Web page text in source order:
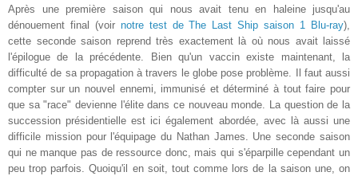
Après une première saison qui nous avait tenu en haleine jusqu'au
dénouement final (voir notre test de The Last Ship saison 1 Blu-ray),
cette seconde saison reprend très exactement là où nous avait laissé
l'épilogue de la précédente. Bien qu'un vaccin existe maintenant, la
difficulté de sa propagation à travers le globe pose problème. Il faut aussi
compter sur un nouvel ennemi, immunisé etdéterminé à tout faire pour
que sa "race" devienne l 'élitedans ce nouveau monde. La question de la
succession présidentielle est ici également abordée, avec là aussi une
difficile mission pour l'équipage du Nathan James. Une seconde saison
qui ne manque pas de ressource donc, mais qui s'éparpille cependant un
peu trop parfois. Quoiqu'il en soit, tout comme lors de la saison une, on